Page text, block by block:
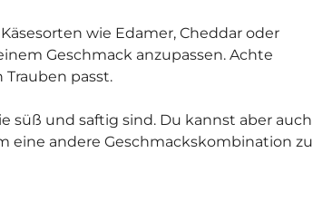
wie Edamer, Cheddar oder
Geschmack anzupassen. Achte
passt.
süß und saftig sind. Du kannst aber auch
eine andere Geschmackskombination zu